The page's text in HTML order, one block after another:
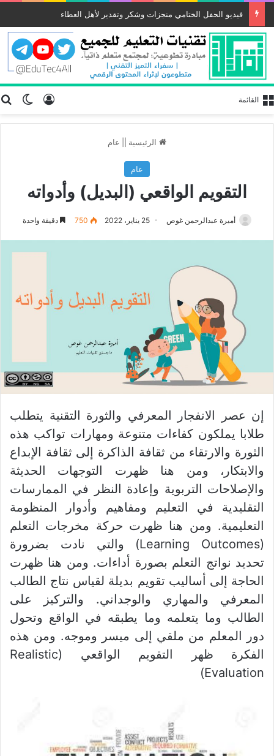
فيديو الحفل الختامي منجزات وشكر وتقدير لأهل العطاء
تسجيل القائمة
الرئيسية عام
عام
التقويم الواقعي (البديل) وأدواته
أميرة عبدالرحمن غوص 25 يناير، 2022 750 دقيقة واحدة
إن عصر الانفجار المعرفي والثورة التقنية يتطلب
طلابا يملكون كفاءات متنوعة ومهارات تواكب هذه
الثورة والارتقاء من ثقافة الذاكرة إلى ثقافة الإبداع
والابتكار، ومن هنا ظهرت التوجهات الحديثة
والإصلاحات التربوية وإعادة النظر في الممارسات
التقليدية في التعليم ومفاهيم وأدوار المنظومة
التعليمية. ومن هنا ظهرت حركة مخرجات التعلم
(Learning Outcomes) والتي نادت بضرورة
تحديد نواتج التعلم بصورة أداءات. ومن هنا ظهرت
الحاجة إلى أساليب تقويم بديلة لقياس نتاج الطالب
المعرفي والمهاري والوجداني. والتركيز على
الطالب وما يتعلمه وما يطبقه في الواقع وتحول
دور المعلم من ملقي إلى ميسر وموجه. ومن هذه
الفكرة ظهر التقويم الواقعي (Realistic
Evaluation)